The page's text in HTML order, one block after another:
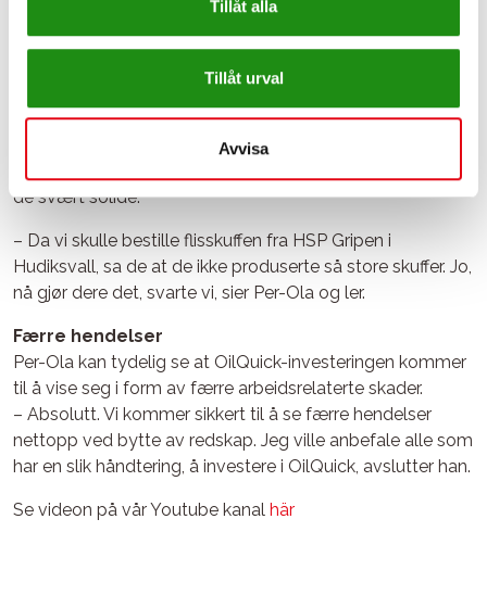
Tillåt alla
Tillåt urval
Avvisa
mellom.
spesialbygd stativ, som også gjør det enkelt å få tilgang
til dem når de trenger service. Fordi redskapene skal
de svært solide.
– Da vi skulle bestille flisskuffen fra HSP Gripen i
Hudiksvall, sa de at de ikke produserte så store skuffer. Jo,
nå gjør dere det, svarte vi, sier Per-Ola og ler.
Færre hendelser
Per-Ola kan tydelig se at OilQuick-investeringen kommer
til å vise seg i form av færre arbeidsrelaterte skader.
– Absolutt. Vi kommer sikkert til å se færre hendelser
nettopp ved bytte av redskap. Jeg ville anbefale alle som
har en slik håndtering, å investere i OilQuick, avslutter han.
Se videon på vår Youtube kanal här